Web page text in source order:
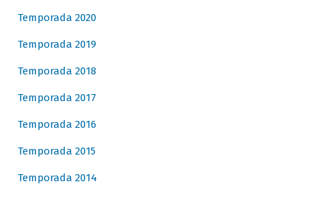
Temporada 2020
Temporada 2019
Temporada 2018
Temporada 2017
Temporada 2016
Temporada 2015
Temporada 2014